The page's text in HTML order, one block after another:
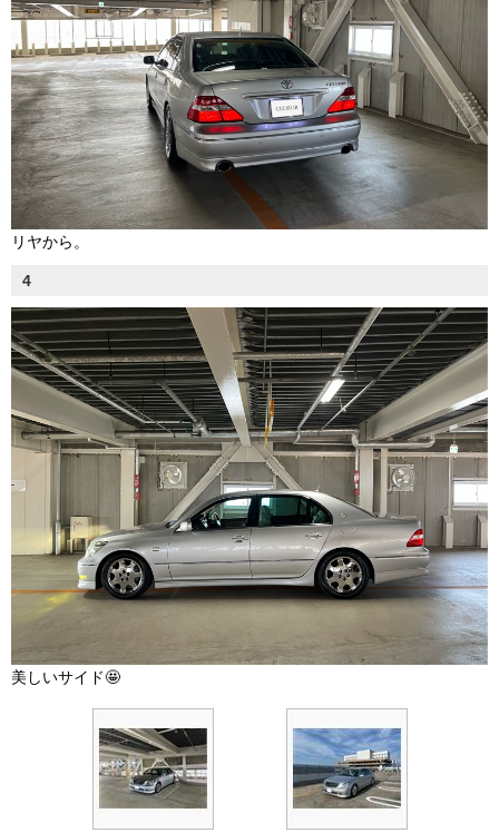
リヤから。
4
美しいサイド🤩